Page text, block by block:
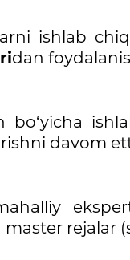
ishlab
dan
bo‘yicha
davom
rejalar